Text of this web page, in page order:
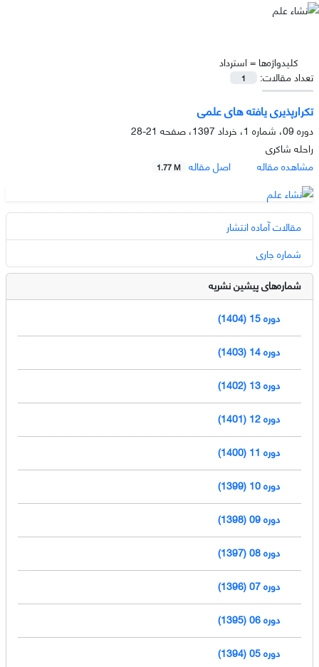
کلیدواژه‌ها =استرداد
تعداد مقالات:
1
تکرارپذیری یافته­ های علمی
دوره 09، شماره 1، خرداد 1397، صفحه
21-28
راحله شاکری
مشاهده مقاله
اصل مقاله 1.77 M
مقالات آماده انتشار
شماره جاری
شماره‌های پیشین نشریه
دوره 15 (1404)
دوره 14 (1403)
دوره 13 (1402)
دوره 12 (1401)
دوره 11 (1400)
دوره 10 (1399)
دوره 09 (1398)
دوره 08 (1397)
دوره 07 (1396)
دوره 06 (1395)
دوره 05 (1394)